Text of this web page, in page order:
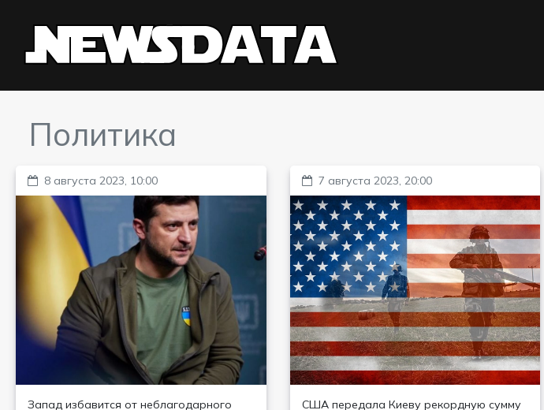
Политика
8 августа 2023, 10:00
Запад избавится от неблагодарного
7 августа 2023, 20:00
США передала Киеву рекордную сумму